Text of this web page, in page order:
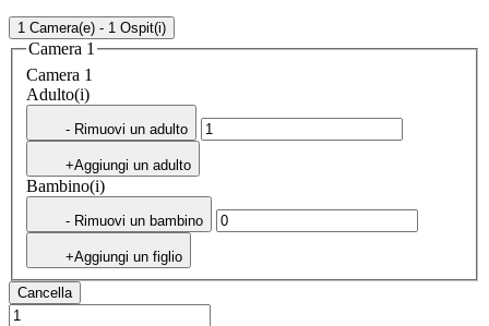
1 Camera(e) - 1 Ospit(i)
Camera 1
Camera 1
Adulto(i)
- Rimuovi un adulto
+Aggiungi un adulto
Bambino(i)
- Rimuovi un bambino
+Aggiungi un figlio
Cancella